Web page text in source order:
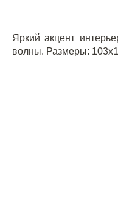
Яркий акцент
волны. Размеры: